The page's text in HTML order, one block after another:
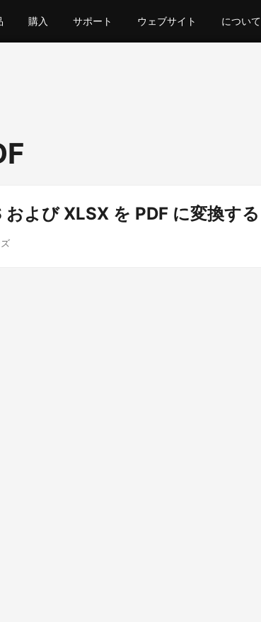
購入 サポート ウェブサイト について
よび XLSX を PDF に変換する